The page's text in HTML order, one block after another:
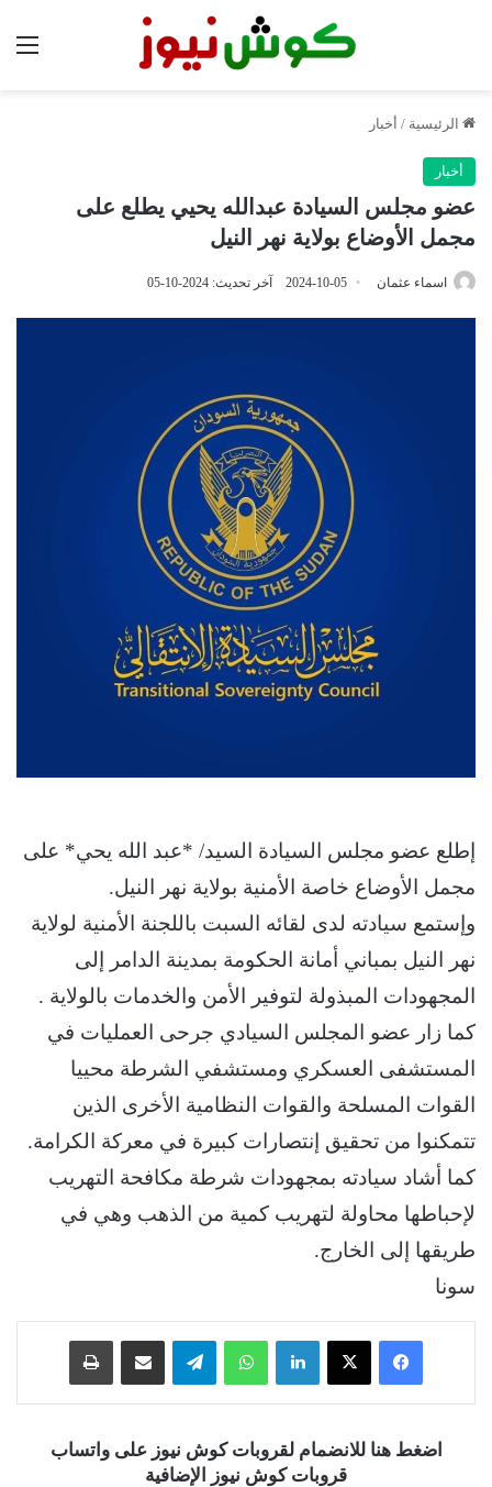
الرئيسية / أخبار
أخبار
عضو مجلس السيادة عبدالله يحيي يطلع على
مجمل الأوضاع بولاية نهر النيل
اسماء عثمان 2024-10-05 آخر تحديث: 2024-10-05
إطلع عضو مجلس السيادة السيد/ *عبد الله يحي* على
مجمل الأوضاع خاصة الأمنية بولاية نهر النيل.
وإستمع سيادته لدى لقائه السبت باللجنة الأمنية لولاية
نهر النيل بمباني أمانة الحكومة بمدينة الدامر إلى
المجهودات المبذولة لتوفير الأمن والخدمات بالولاية .
كما زار عضو المجلس السيادي جرحى العمليات في
المستشفى العسكري ومستشفي الشرطة محييا
القوات المسلحة والقوات النظامية الأخرى الذين
تتمكنوا من تحقيق إنتصارات كبيرة في معركة الكرامة.
كما أشاد سيادته بمجهودات شرطة مكافحة التهريب
لإحباطها محاولة لتهريب كمية من الذهب وهي في
طريقها إلى الخارج.
سونا
فيسبوك ‫X لينكدإن واتساب تيلقرام
اضغط هنا للانضمام لقروبات كوش نيوز على واتساب
قروبات كوش نيوز الإضافية